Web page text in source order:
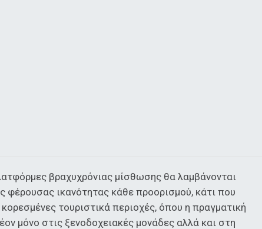
βραχυχρόνιας μίσθωσης θα λαμβάνονται
φέρουσας ικανότητας κάθε προορισμού, κάτι που
τουριστικά περιοχές, όπου η πραγματική
μόνο στις ξενοδοχειακές μονάδες αλλά και στη